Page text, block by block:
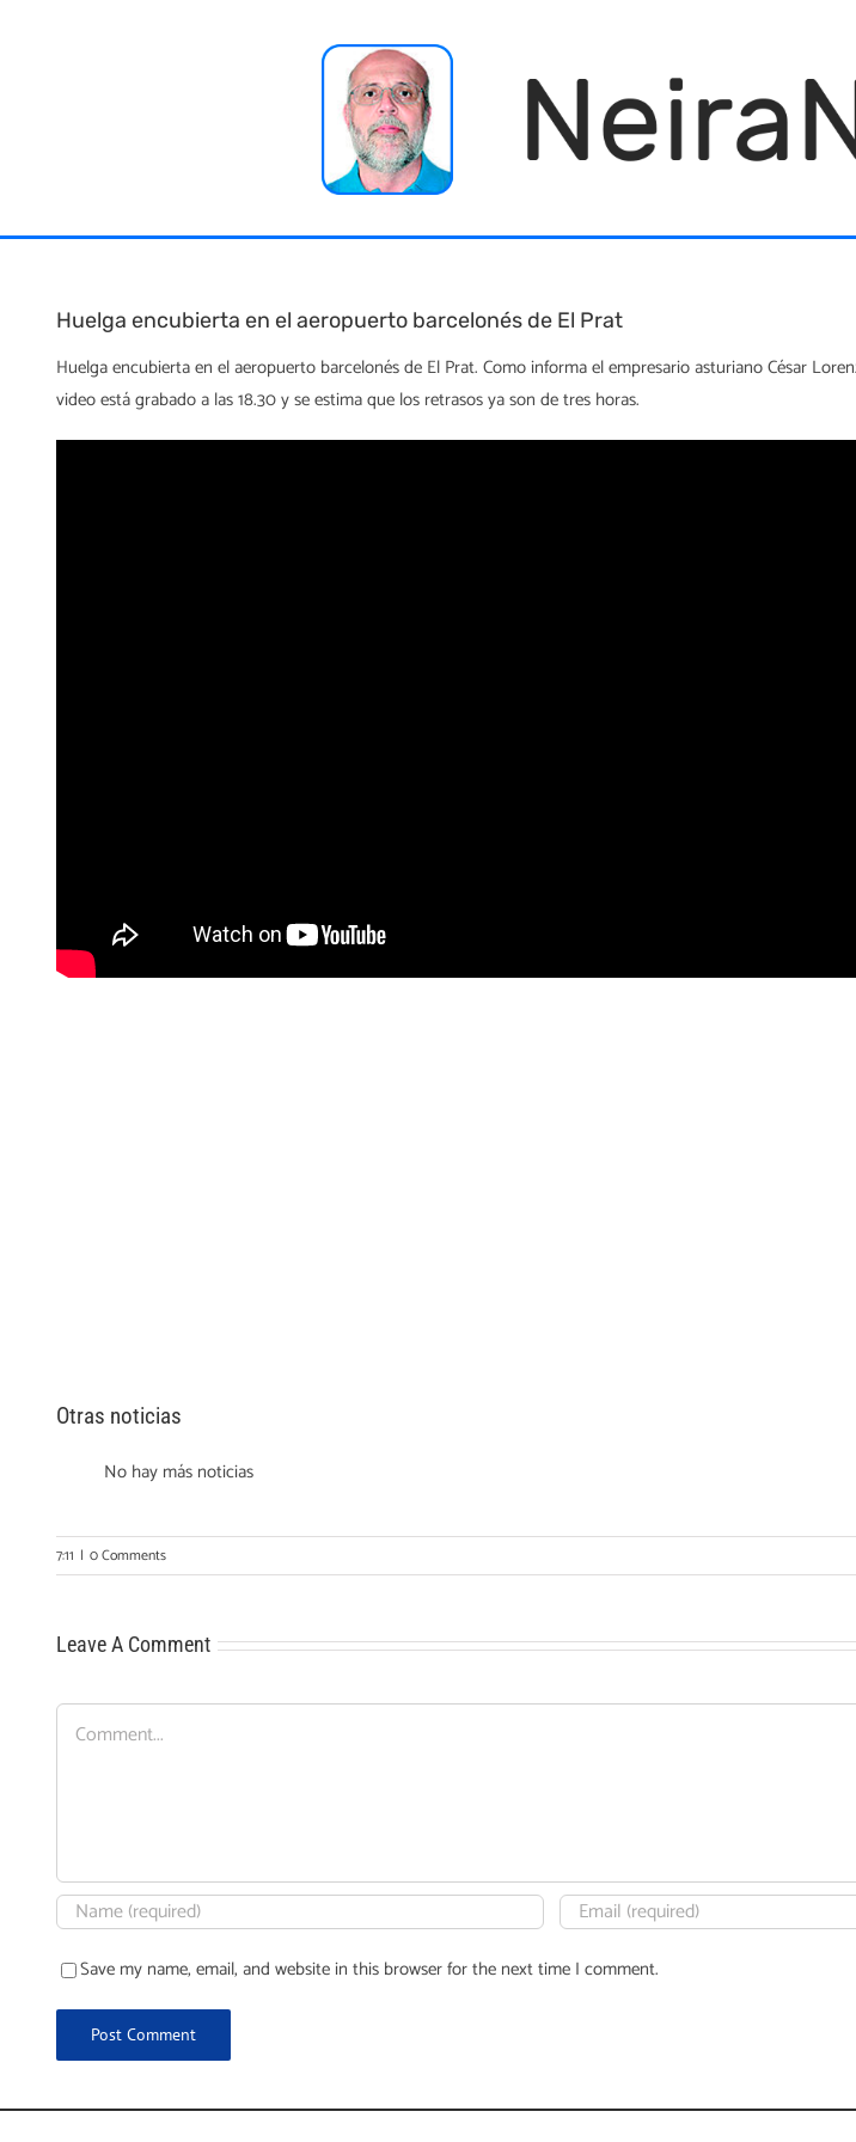
Huelga encubierta en el aeropuerto barcelonés de El Prat
Huelga encubierta en el aeropuerto barcelonés de El Prat. Como informa el empresario asturiano César
video está grabado a las 18.30 y se estima que los retrasos ya son de tres horas.
Otras noticias
No hay más noticias
7:11 | 0 Comments
Leave A Comment
Comment
Save my name, email, and website in this browser for the next time I comment.